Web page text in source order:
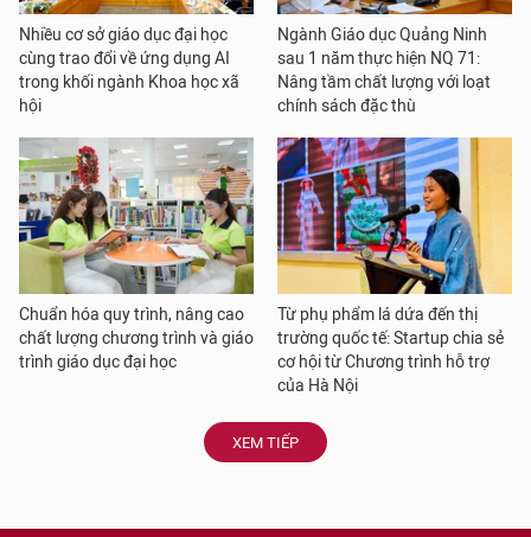
Nhiều cơ sở giáo dục đại học
cùng trao đổi về ứng dụng AI
trong khối ngành Khoa học xã
hội
Ngành Giáo dục Quảng Ninh
sau 1 năm thực hiện NQ 71:
Nâng tầm chất lượng với loạt
chính sách đặc thù
Chuẩn hóa quy trình, nâng cao
chất lượng chương trình và giáo
trình giáo dục đại học
Từ phụ phẩm lá dứa đến thị
trường quốc tế: Startup chia sẻ
cơ hội từ Chương trình hỗ trợ
của Hà Nội
XEM TIẾP